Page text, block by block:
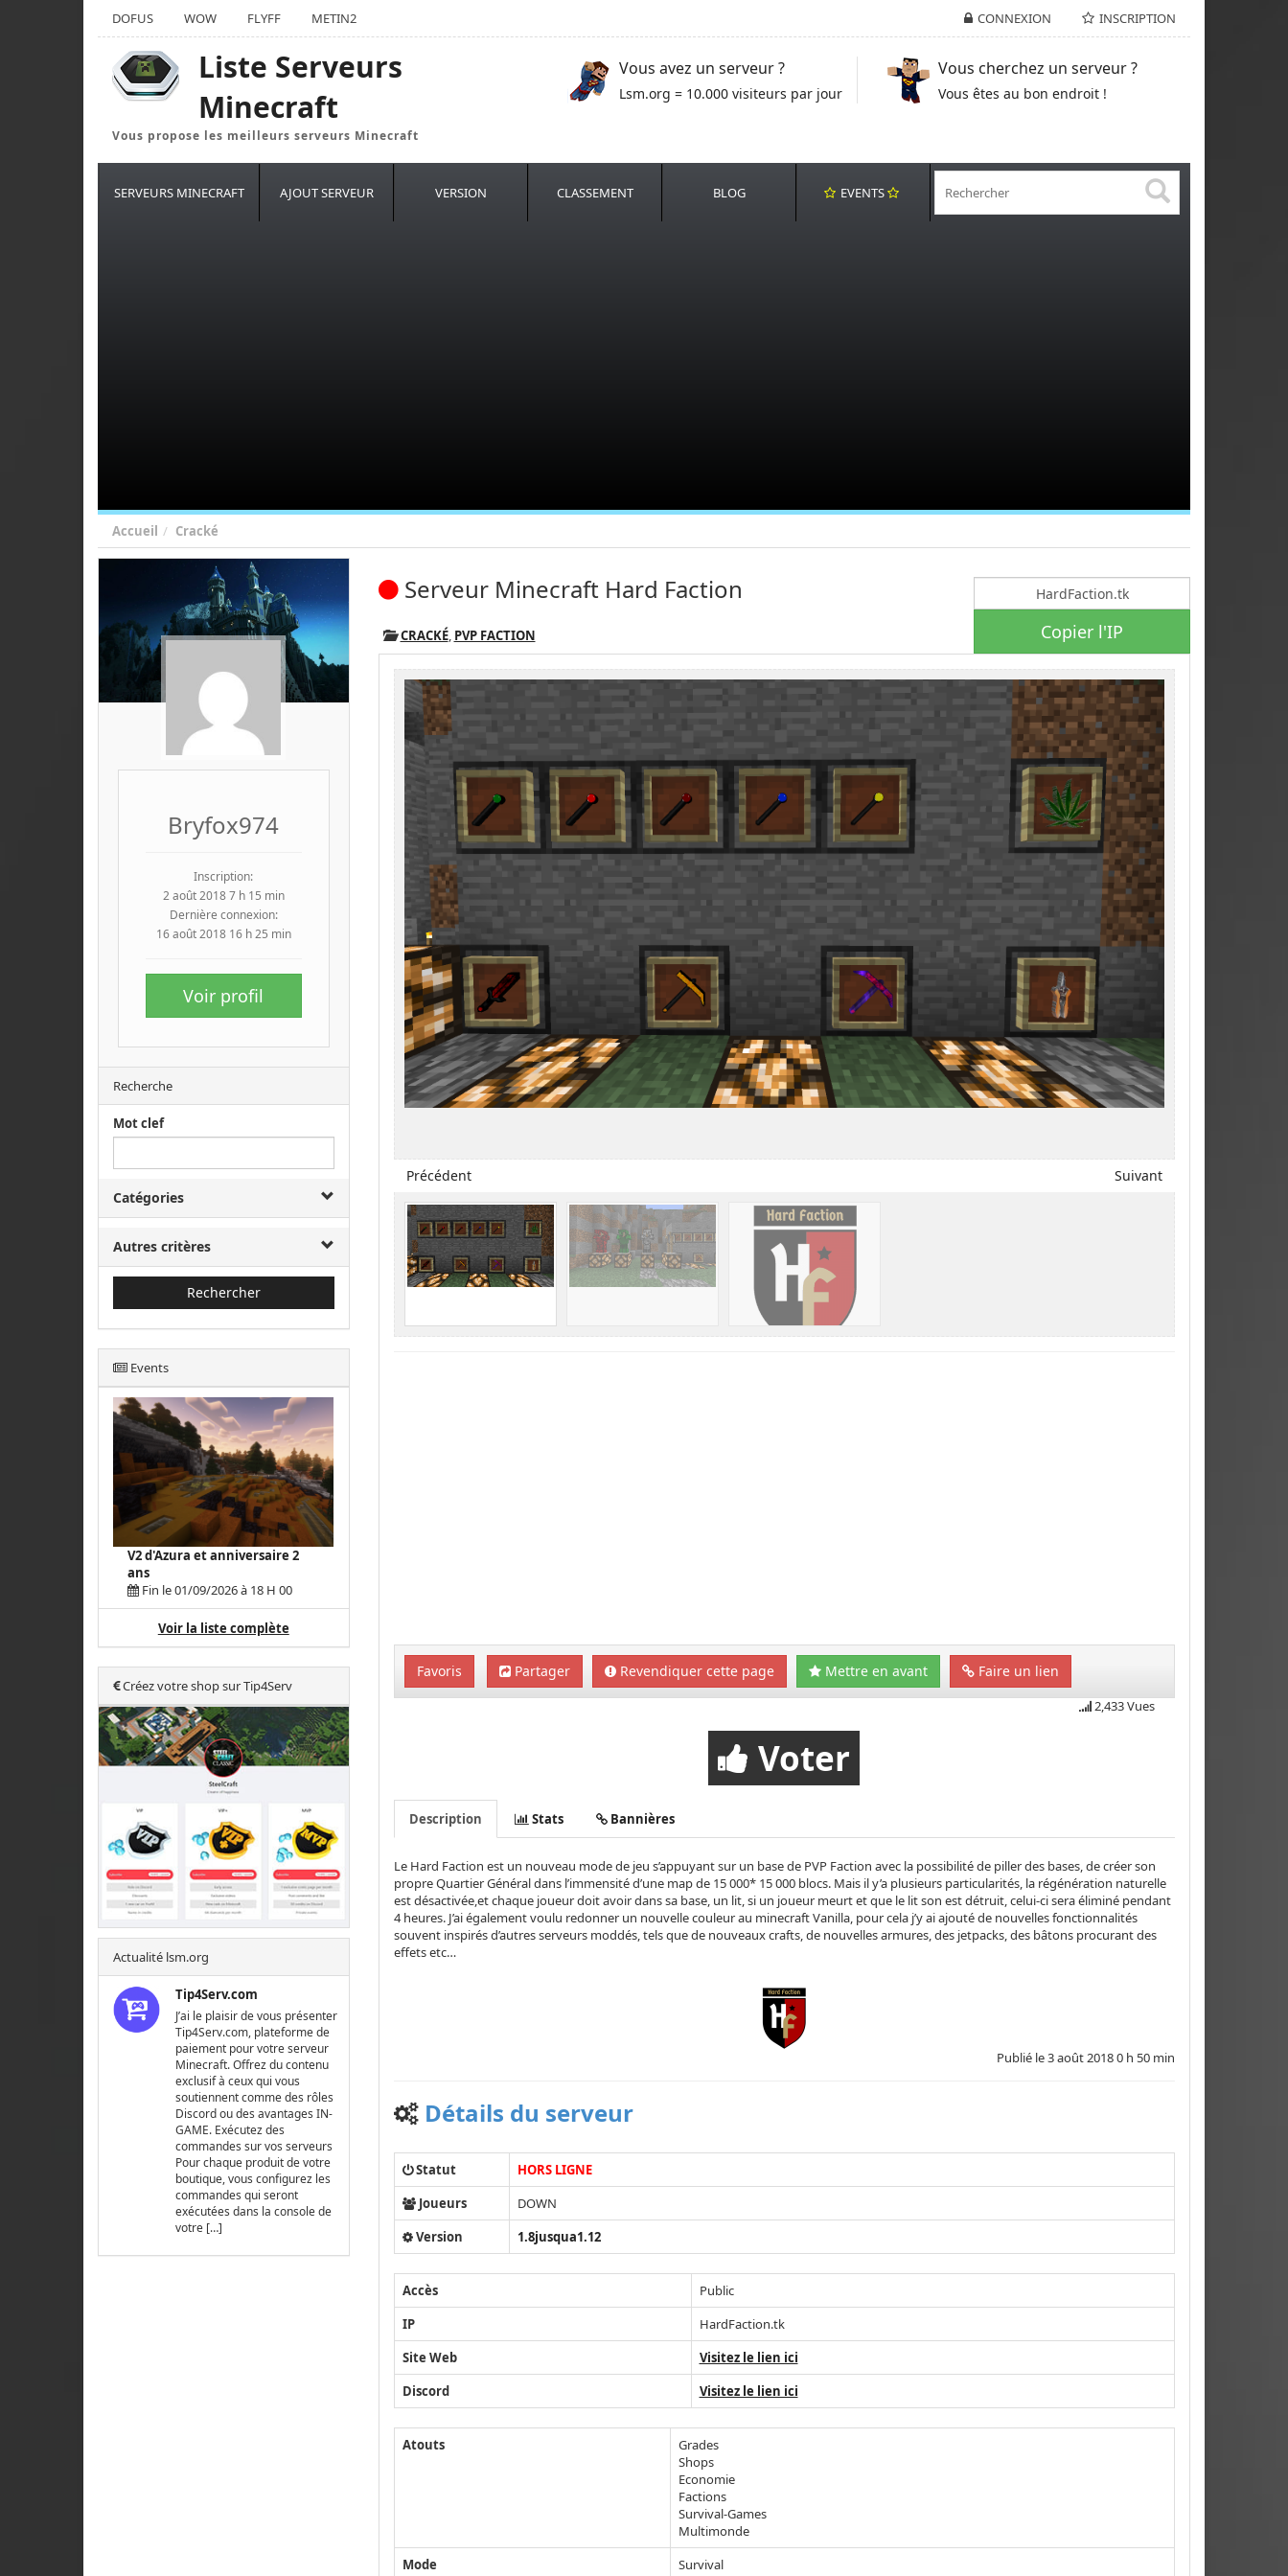
CONNEXION INSCRIPTION
DOFUS WOW FLYFF METIN2
Liste Serveurs
Minecraft
Vous propose les meilleurs serveurs Minecraft
Vous avez un serveur ?
Lsm.org = 10.000 visiteurs par jour
Vous cherchez un serveur ?
Vous êtes au bon endroit !
SERVEURS MINECRAFT AJOUT SERVEUR VERSION CLASSEMENT BLOG EVENTS
Accueil Cracké
Bryfox974
Inscription:
2 août 2018 7 h 15 min
Dernière connexion:
16 août 2018 16 h 25 min
Voir profil
Recherche
Mot clef
Catégories
Autres critères
Rechercher
Events
V2 d'Azura et anniversaire 2
ans
Fin le 01/09/2026 à 18 H 00
Voir la liste complète
Créez votre shop sur Tip4Serv
Actualité lsm.org
Tip4Serv.com
J’ai le plaisir de vous présenter
Tip4Serv.com, plateforme de
paiement pour votre serveur
Minecraft. Offrez du contenu
exclusif à ceux qui vous
soutiennent comme des rôles
Discord ou des avantages IN-
GAME. Exécutez des
commandes sur vos serveurs
Pour chaque produit de votre
boutique, vous configurez les
commandes qui seront
exécutées dans la console de
votre […]
Copier l'IP
Serveur Minecraft Hard Faction
CRACKÉ, PVP FACTION
Précédent Suivant
Favoris Partager Revendiquer cette page Mettre en avant Faire un lien
2,433 Vues
Voter
Description Stats Bannières
Le Hard Faction est un nouveau mode de jeu s’appuyant sur un base de PVP Faction avec la possibilité de piller des bases, de créer son
propre Quartier Général dans l’immensité d’une map de 15 000* 15 000 blocs. Mais il y’a plusieurs particularités, la régénération naturelle
est désactivée,et chaque joueur doit avoir dans sa base, un lit, si un joueur meurt et que le lit son est détruit, celui-ci sera éliminé pendant
4 heures. J’ai également voulu redonner un nouvelle couleur au minecraft Vanilla, pour cela j’y ai ajouté de nouvelles fonctionnalités
souvent inspirés d’autres serveurs moddés, tels que de nouveaux crafts, de nouvelles armures, des jetpacks, des bâtons procurant des
effets etc…
Publié le3 août 2018 0 h 50 min
Détails du serveur
Statut
HORS LIGNE
Joueurs
DOWN
Version
1.8jusqua1.12
Accès
Public
IP
HardFaction.tk
Site Web
Visitez le lien ici
Discord
Visitez le lien ici
Atouts
Grades
Shops
Economie
Factions
Survival-Games
Multimonde
Mode
Survival